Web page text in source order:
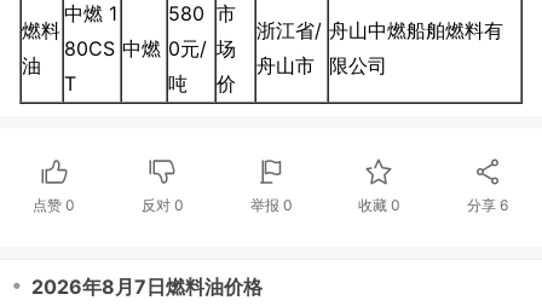
燃料
油
中燃 1
80CS
T
中燃
580
0元/
吨
市
场
价
浙江省/
舟山市
舟山中燃船舶燃料有
限公司
点赞0 反对 0 举报 0 收藏 0 分享6
・ 2026年8月7日燃料油价格